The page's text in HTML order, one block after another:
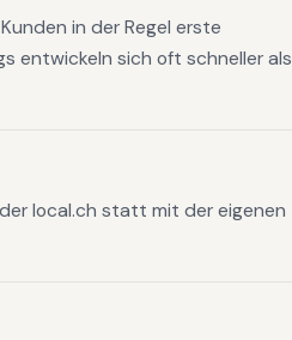
in der Regel erste
entwickeln sich oft schneller als
local.ch statt mit der eigenen